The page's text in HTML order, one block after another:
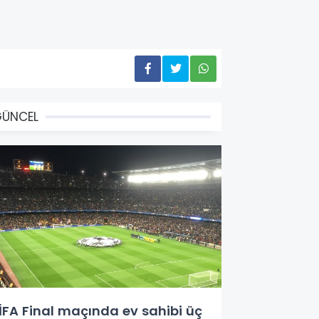
Final maçında ev sahibi üç